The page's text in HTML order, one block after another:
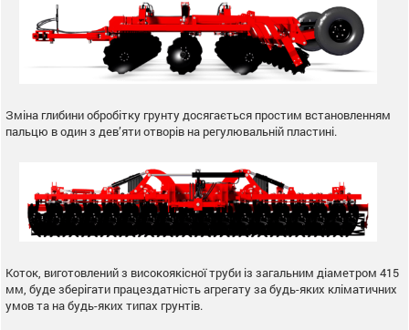
Зміна глибини обробітку грунту досягається простим встановленням
пальцю в один з дев’яти отворів на регулювальній пластині.
Коток, виготовлений з високоякісної труби із загальним діаметром 415
мм, буде зберігати працездатність агрегату за будь-яких кліматичних
умов та на будь-яких типах грунтів.